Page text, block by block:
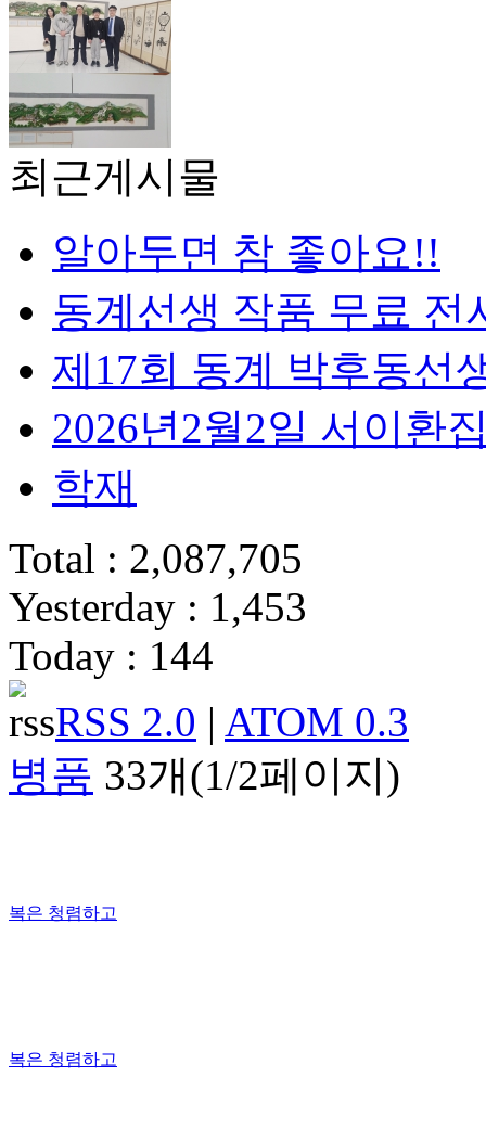
최근게시물
알아두면 참 좋아요!!
동계선생 작품 무료 전
제17회 동계 박후동선
2026년2월2일 서이환
학재
Total : 2,087,705
Yesterday : 1,453
Today : 144
RSS 2.0 | ATOM 0.3
병품 33개(1/2페이지)
복은 청렴하고
복은 청렴하고